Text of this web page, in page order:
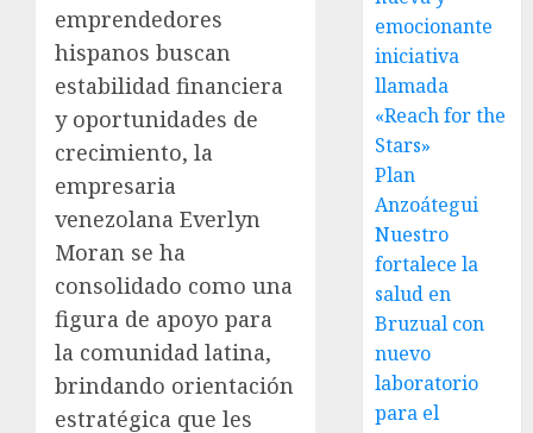
emprendedores
hispanos buscan
estabilidad financiera
y oportunidades de
crecimiento, la
empresaria
venezolana Everlyn
Moran se ha
consolidado como una
figura de apoyo para
la comunidad latina,
brindando orientación
estratégica que les
emocionante
iniciativa
llamada
«Reach for the
Stars»
Plan
Anzoátegui
Nuestro
fortalece la
salud en
Bruzual con
nuevo
laboratorio
para el